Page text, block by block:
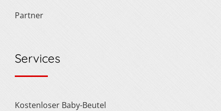
Partner
Services
Kostenloser Baby-Beutel